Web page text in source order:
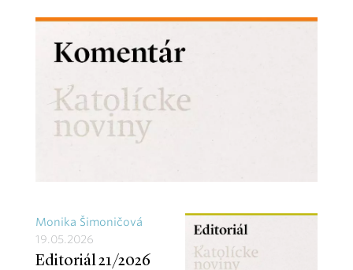
Monika Šimoničová
19.05.2026
Editoriál 21/2026